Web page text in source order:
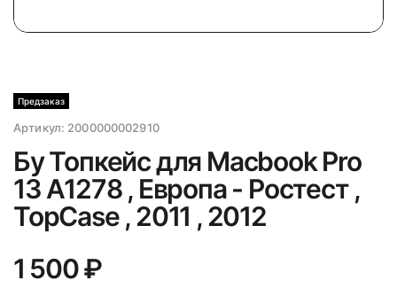
Предзаказ
Артикул: 2000000002910
Бу Топкейс для Macbook Pro
13 A1278 , Европа - Ростест ,
TopCase , 2011 , 2012
1 500 ₽